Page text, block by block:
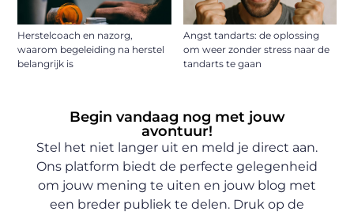
Herstelcoach en nazorg,
waarom begeleiding na herstel
belangrijk is
Angst tandarts: de oplossing
om weer zonder stress naar de
tandarts te gaan
Begin vandaag nog met jouw
avontuur!
Stel het niet langer uit en meld je direct aan.
Ons platform biedt de perfecte gelegenheid
om jouw mening te uiten en jouw blog met
een breder publiek te delen. Druk op de